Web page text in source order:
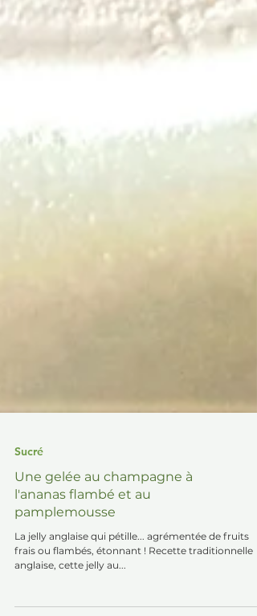
Sucré
Une gelée au champagne à
l'ananas flambé et au
La jelly anglaise qui pétille... agrémentée de fruits